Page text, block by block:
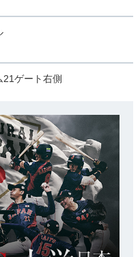
ゲート右側